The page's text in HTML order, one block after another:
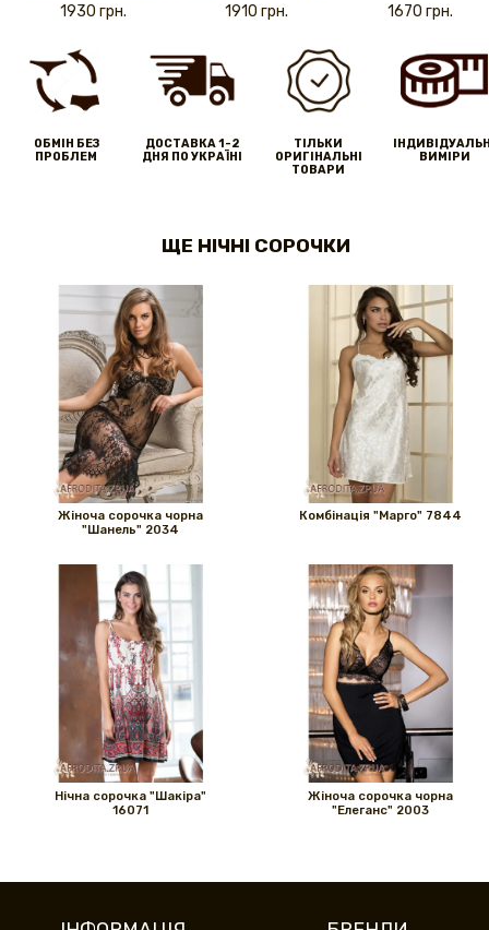
1930 грн.
1910 грн.
1670 грн.
ОБМІН БЕЗ
ПРОБЛЕМ
ДОСТАВКА 1-2
ДНЯ ПО УКРАЇНІ
ТІЛЬКИ
ОРИГІНАЛЬНІ
ТОВАРИ
ВИМІРИ
ЩЕ НІЧНІ СОРОЧКИ
Жіноча сорочка чорна
"Шанель" 2034
Комбінація "Марго" 7844
Нічна сорочка "Шакіра"
16071
Жіноча сорочка чорна
"Елеганс" 2003